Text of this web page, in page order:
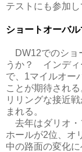
テストにも参加
ショートオーバ
DW12でのショ
うか？ インディ
で、1マイルオー
ことが期待され
リリングな接近
まれる。
去年はダリオ・
ホールが2位、オ
中の路面の変化